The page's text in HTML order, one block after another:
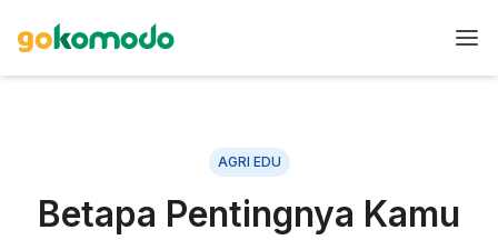
AGRI EDU
Betapa Pentingnya Kamu